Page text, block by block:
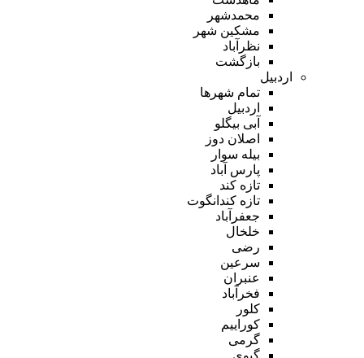
محمدشهر
مشکین شهر
نظرآباد
بازگشت
اردبیل
تمام شهر‌ها
اردبیل
آبی بیگلو
اصلان دوز
بیله سوار
پارس آباد
تازه کند
تازه کندانگوت
جعفرآباد
خلخال
رضی
سرعین
عنبران
فخرآباد
کلور
کوراییم
گرمی
گیوی